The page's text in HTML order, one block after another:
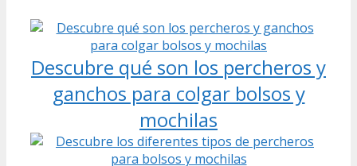
Descubre qué son los percheros y
ganchos para colgar bolsos y
mochilas